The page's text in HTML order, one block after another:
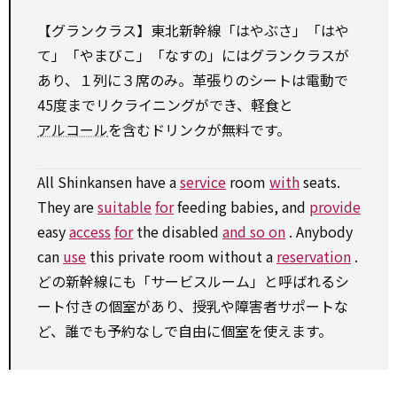
【グランクラス】東北新幹線「はやぶさ」「はや
て」「やまびこ」「なすの」にはグランクラスが
あり、１列に３席のみ。革張りのシートは電動で
45度までリクライニングができ、軽食と
アルコールを含むドリンクが無料です。
All Shinkansen have aservice room withseats.
They aresuitableforfeeding babies, and provide
easyaccess forthe disabled and so on . Anybody
can use this private room without a reservation .
どの新幹線にも「サービスルーム」と呼ばれるシ
ート付きの個室があり、授乳や障害者サポートな
ど、誰でも予約なしで自由に個室を使えます。